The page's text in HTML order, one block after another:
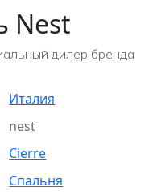
стулья
Nest
дилер бренда
Италия
nest
Cierre
Спальня